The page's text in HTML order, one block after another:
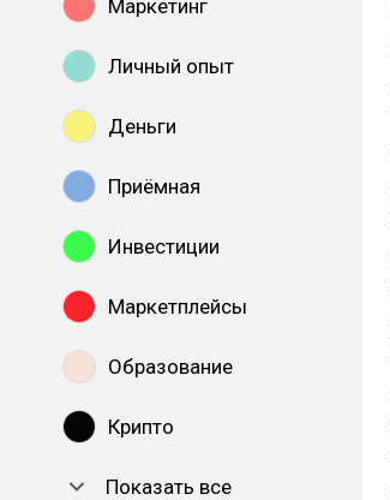
Маркетинг
Личный опыт
Деньги
Приёмная
Инвестиции
Маркетплейсы
Образование
Крипто
Показать все